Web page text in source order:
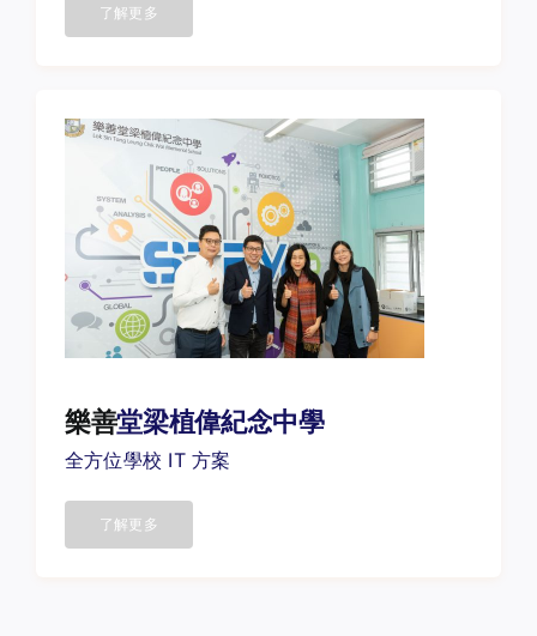
了解更多
樂善堂梁植偉紀念中學
全方位學校 IT 方案
了解更多